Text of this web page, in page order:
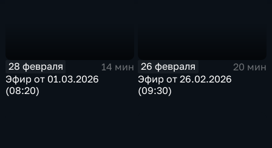
28 февраля
14 мин
Эфир от 01.03.2026
(08:20)
26 февраля
20 мин
Эфир от 26.02.2026
(09:30)